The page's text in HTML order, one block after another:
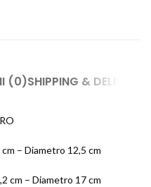
(0)SHIPPING & DELIVERY
– Diametro 12,5 cm
cm – Diametro 17 cm